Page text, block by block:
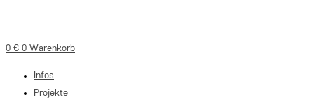
0 € 0 Warenkorb
Infos
Projekte